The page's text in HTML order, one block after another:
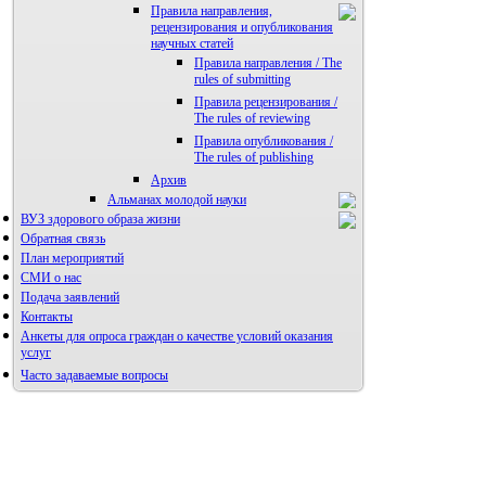
Правила направления,
рецензирования и опубликования
научных статей
Правила направления / The
rules of submitting
Правила рецензирования /
The rules of reviewing
Правила опубликования /
The rules of publishing
Архив
Альманах молодой науки
Редакция журнала
ВУЗ здорового образа жизни
Фотогалерея
Обратная связь
План мероприятий
СМИ о нас
Подача заявлений
Контакты
Анкеты для опроса граждан о качестве условий оказания
услуг
Часто задаваемые вопросы